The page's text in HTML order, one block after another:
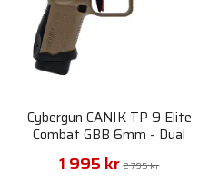
Cybergun CANIK TP 9 Elite
Combat GBB 6mm - Dual
Tone
1 995 kr 2 795 kr